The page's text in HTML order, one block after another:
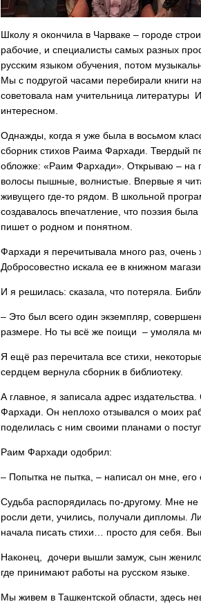
Школу я окончила в Чарваке – городе
рабочие, и специалисты самых разных
русским языком обучения, потом
Мы с подругой часами перебирали книги
советовала нам учительница литературы
интересном.
Однажды, когда я уже была в восьмом
сборник стихов Раима Фархади. Твердый
обложке: «Раим Фархади». Открываю – на
волосы пышные, волнистые. Впервые я
живущего где-то рядом. В школьной
создавалось впечатление, что поэзия
пишет о родном и понятном.
Фархади я перечитывала много раз, очень
Добросовестно искала ее в книжном
И я решилась: сказала, что потеряла.
– Это был всего один экземпляр,
размере. Но ты всё же поищи – умоляла
Я ещё раз перечитала все стихи,
сердцем вернула сборник в библиотеку.
А главное, я записала адрес
Фархади. Он неплохо отзывался о моих
поделилась с ним своими планами о
Раим Фархади одобрил:
– Попытка не пытка, – написал он мне, его
Судьба распорядилась по-другому. Мне не
росли дети, учились, получали дипломы.
начала писать стихи… просто для себя.
Наконец, дочери вышли замуж, сын
где принимают работы на русском языке.
Мы живем в Ташкентской области, здесь